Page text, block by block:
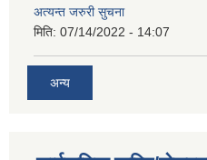
अत्यन्त जरुरी सुचना
मिति: 07/14/2022 - 14:07
अन्य